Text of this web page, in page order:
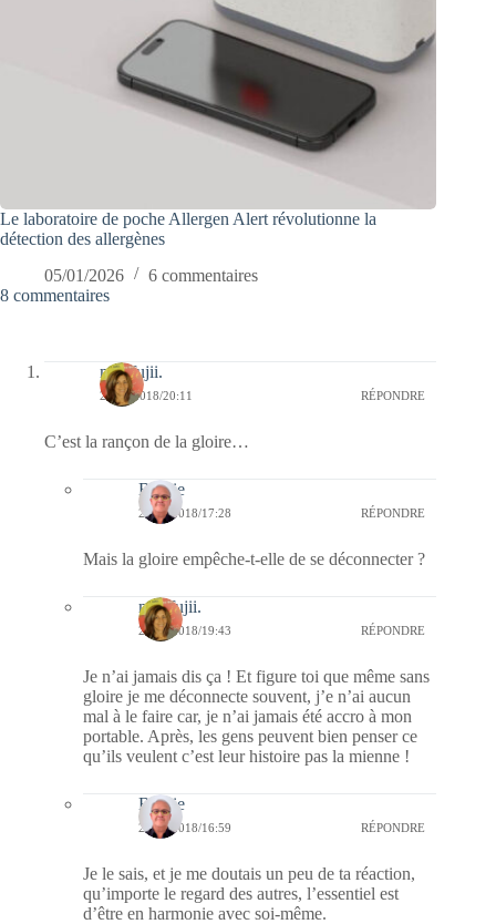
Le laboratoire de poche Allergen Alert révolutionne la
détection des allergènes
05/01/2026
6 commentaires
8 commentaires
missfujii.
22/06/2018/20:11 RÉPONDRE
C’est la rançon de la gloire…
Bernie
23/06/2018/17:28 RÉPONDRE
Mais la gloire empêche-t-elle de se déconnecter ?
missfujii.
23/06/2018/19:43 RÉPONDRE
Je n’ai jamais dis ça ! Et figure toi que même sans
gloire je me déconnecte souvent, j’e n’ai aucun
mal à le faire car, je n’ai jamais été accro à mon
portable. Après, les gens peuvent bien penser ce
qu’ils veulent c’est leur histoire pas la mienne !
Bernie
24/06/2018/16:59 RÉPONDRE
Je le sais, et je me doutais un peu de ta réaction,
qu’importe le regard des autres, l’essentiel est
d’être en harmonie avec soi-même.